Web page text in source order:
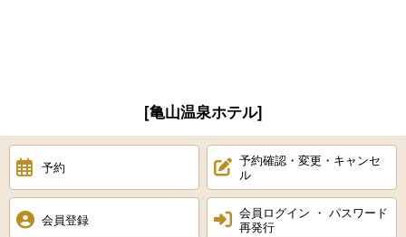
[亀山温泉ホテル]
予約
予約確認・変更・キャンセ
ル
会員登録
会員ログイン ・ パスワード
再発行